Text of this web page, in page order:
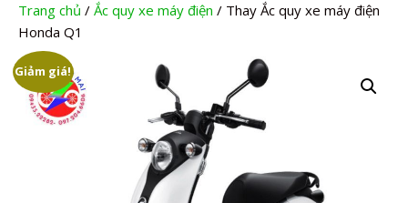
Trang chủ / Ắc quy xe máy điện / Thay Ắc quy xe máy điện
Honda Q1
Giảm giá!